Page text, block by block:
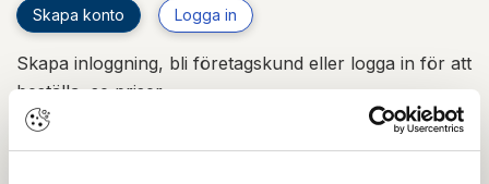
Skapa konto Logga in
Skapa inloggning, bli företagskund eller logga in för att
beställa, se priser,
produktblad, ritningar, monteringsbeskrivningar samt
övriga dokument.